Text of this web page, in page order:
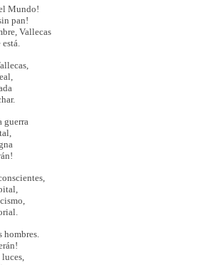
Mundo!
pan!
Vallecas
guerra
hombres.
luces,